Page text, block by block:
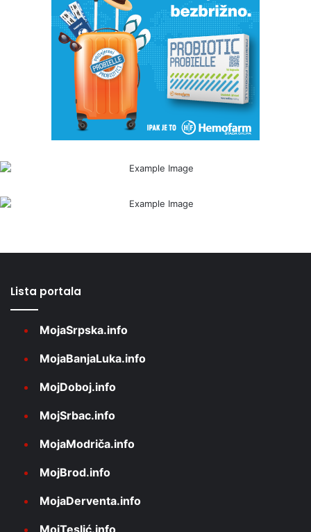
Lista portala
MojaSrpska.info
MojaBanjaLuka.info
MojDoboj.info
MojSrbac.info
MojaModriča.info
MojBrod.info
MojaDerventa.info
MojTeslić.info